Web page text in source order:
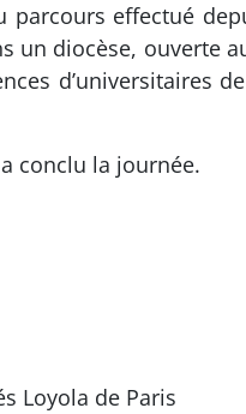
parcours effectué
un diocèse, ouverte
d’universitaires
conclu la journée.
Loyola de Paris